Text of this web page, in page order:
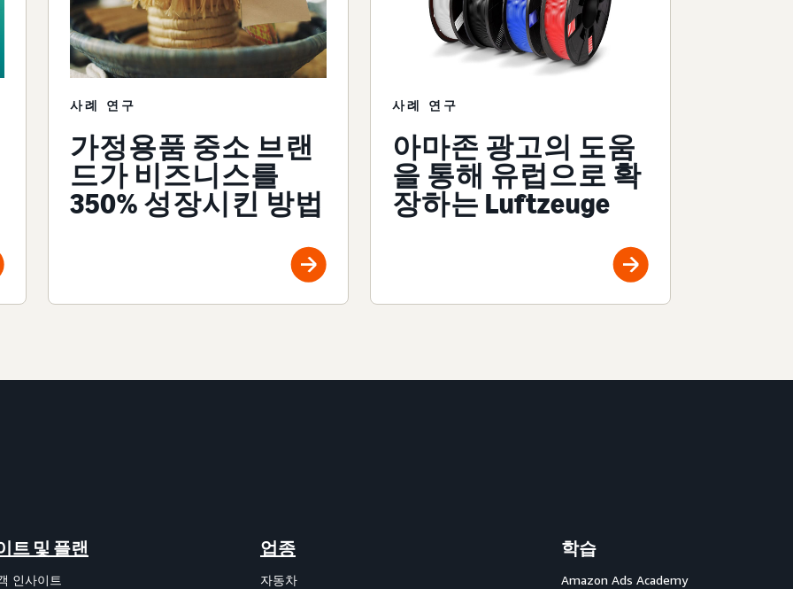
사례 연구
가정용품 중소 브랜
드가 비즈니스를
350% 성장시킨 방법
사례 연구
아마존 광고의 도움
을 통해 유럽으로 확
장하는 Luftzeuge
트 및 플랜
인사이트
업종
자동차
학습
Amazon Ads Academy